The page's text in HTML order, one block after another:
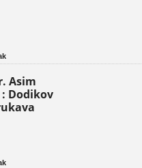
Asim
Dodikov